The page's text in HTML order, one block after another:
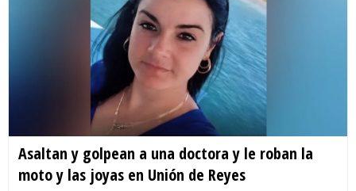
Asaltan y golpean a una doctora y le roban la
moto y las joyas en Unión de Reyes